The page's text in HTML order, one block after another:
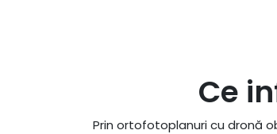
Ce
Prin ortofotoplanuri cu dronă